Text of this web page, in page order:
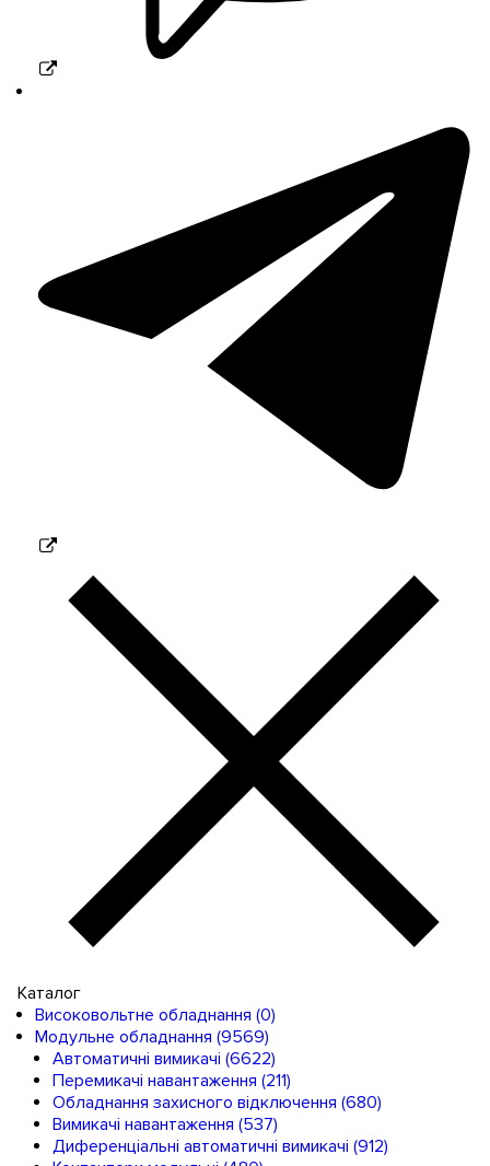
Каталог
Високовольтне обладнання (0)
Модульне обладнання (9569)
Автоматичні вимикачі (6622)
Перемикачі навантаження (211)
Обладнання захисного відключення (680)
Вимикачі навантаження (537)
Диференціальні автоматичні вимикачі (912)